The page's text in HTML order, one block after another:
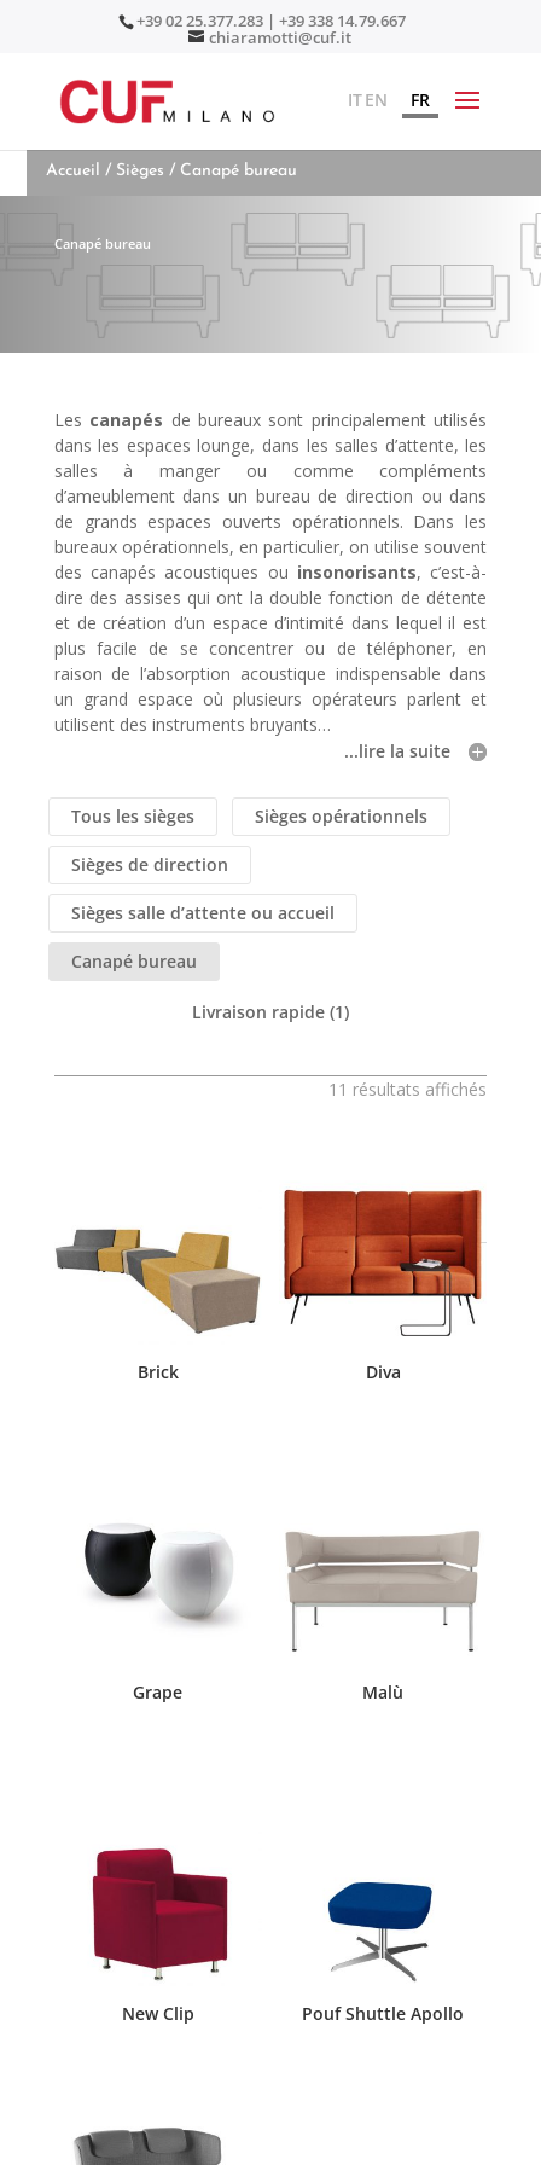
+39 02 25.377.283 | +39 338 14.79.667
chiaramotti@cuf.it
ITEN FR
Accueil / Sièges / Canapé bureau
Canapé bureau
Les canapés de bureaux sont principalement utilisés
dans les espaces lounge, dans les salles d’attente, les
salles à manger ou comme compléments
d’ameublement dans un bureau de direction ou dans
de grands espaces ouverts opérationnels. Dans les
bureaux opérationnels, en particulier, on utilise souvent
des canapés acoustiques ou insonorisants, c’est-à-
dire des assises qui ont la double fonction de détente
et de création d’un espace d’intimité dans lequel il est
plus facile de se concentrer ou de téléphoner, en
raison de l’absorption acoustique indispensable dans
un grand espace où plusieurs opérateurs parlent et
utilisent des instruments bruyants…
...lire la suite
Tous les sièges Sièges opérationnels
Sièges de direction
Sièges salle d’attente ou accueil
Canapé bureau
Livraison rapide (1)
11 résultats affichés
Brick Diva
Grape Malù
New Clip Pouf Shuttle Apollo